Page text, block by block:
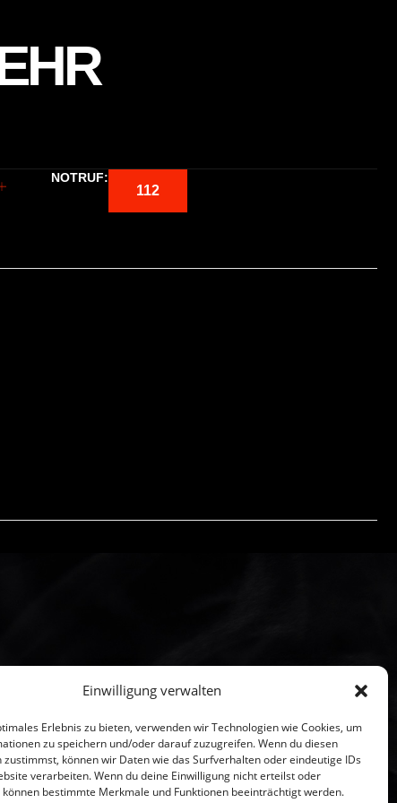
Einwilligung verwalten
Erlebnis zu bieten, verwenden wir Technologien wie Cookies, um
zu speichern und/oder darauf zuzugreifen. Wenn du diesen
zustimmst, können wir Daten wie das Surfverhalten oder eindeutige IDs
verarbeiten. Wenn du deine Einwilligung nicht erteilst oder
bestimmte Merkmale und Funktionen beeinträchtigt werden.
NOTRUF:
112